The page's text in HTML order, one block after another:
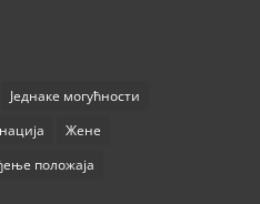
Једнаке могућности
Жене
положаја